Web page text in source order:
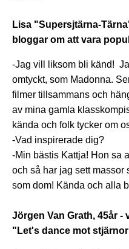
Lisa "Supersjtärna-
bloggar om att vara
-Jag vill liksom bli känd!
omtyckt, som Madonna.
filmer tillsammans och
av mina gamla
kända och folk tycker om
-Vad inspirerade dig?
-Min bästis Kattja! Hon sa
och så har jag sett massor
som dom! Kända och alla
Jörgen Van Grath, 45år -
"Let's dance mot